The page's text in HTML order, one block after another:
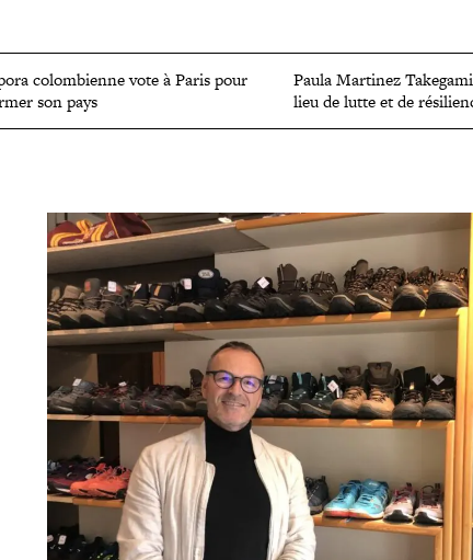
colom­bienne vote à Paris pour
son pays
Paula Martinez
lieu de lutte et de